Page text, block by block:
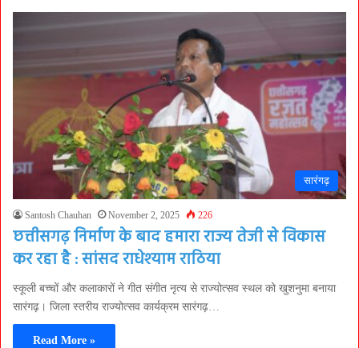
सारंगढ़
Santosh Chauhan November 2, 2025 226
छत्तीसगढ़ निर्माण के बाद हमारा राज्य तेजी से विकास
कर रहा है : सांसद राधेश्याम राठिया
स्कूली बच्चों और कलाकारों ने गीत संगीत नृत्य से राज्योत्सव स्थल को खुशनुमा बनाया
सारंगढ़। जिला स्तरीय राज्योत्सव कार्यक्रम सारंगढ़…
Read More »